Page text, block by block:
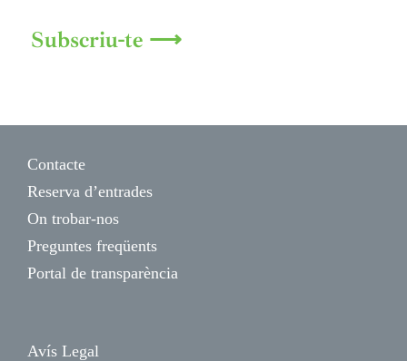
Subscriu-te ⟶
Contacte
Reserva d’entrades
On trobar-nos
Preguntes freqüents
Portal de transparència
Avís Legal